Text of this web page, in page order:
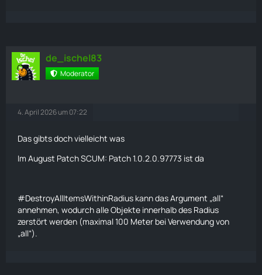
de_ischel83
Moderator
4. April 2026 um 07:22
Das gibts doch vielleicht was
Im August PatchSCUM: Patch 1.0.2.0.97773 ist da
#DestroyAllItemsWithinRadius kann das Argument „all“
annehmen, wodurch alle Objekte innerhalb des Radius
zerstört werden (maximal 100 Meter bei Verwendung von
„all“).